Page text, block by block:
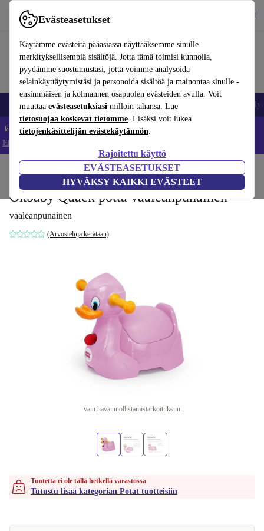
Evästeasetukset
Käytämme evästeitä pääasiassa näyttääksemme sinulle
merkityksellisempiä sisältöjä. Jotta tämä toimisi kunnolla,
pyydämme suostumustasi, jotta voimme analysoida
selainkäyttäytymistäsi ja personoida sisältöä ja mainontaa sinulle -
ensimmäisen ja kolmannen osapuolen evästeiden avulla. Voit
muuttaa evästeasetuksiasi milloin tahansa. Lue
tietosuojaa koskevat tietomme. Lisäksi voit lukea
tietojenkäsittelijän evästekäytännön.
Rajoitettu käyttö
EVÄSTEASETUKSET
HYVÄKSY KAIKKI EVÄSTEET
Käytä refurbed-palvelua nopeasti ja helposti
Matkapuhelimet ja älypuhelimet Kannettavat tietokoneet
📱 Säästä 5 % LISÄÄ iPhoneista – Koodi: IPHONEDEAL –
Ehdot ja säännöt
Potat ja pesut Potat
Okbaby Quack potta vaaleanpunainen
vaaleanpunainen
(Arvosteluja kerätään)
vain havainnollistamistarkoituksiin
Tuotetta ei ole tällä hetkellä varastossa
Tutustu lisää kategorian Potat tuotteisiin